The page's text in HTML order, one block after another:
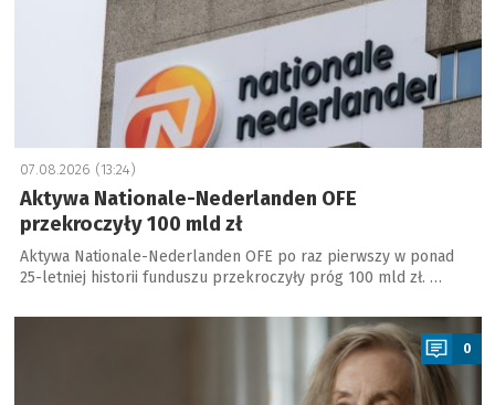
07.08.2026 (13:24)
Aktywa Nationale-Nederlanden OFE
przekroczyły 100 mld zł
Aktywa Nationale-Nederlanden OFE po raz pierwszy w ponad
25-letniej historii funduszu przekroczyły próg 100 mld zł. …
a
0